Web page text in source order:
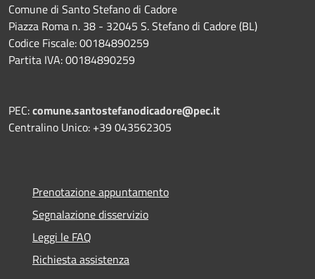
Comune di Santo Stefano di Cadore
Piazza Roma n. 38 - 32045 S. Stefano di Cadore (BL)
Codice Fiscale: 00184890259
Partita IVA: 00184890259
PEC:comune.santostefanodicadore@pec.it
Centralino Unico: +39 043562305
Prenotazione appuntamento
Segnalazione disservizio
Leggi le FAQ
Richiesta assistenza